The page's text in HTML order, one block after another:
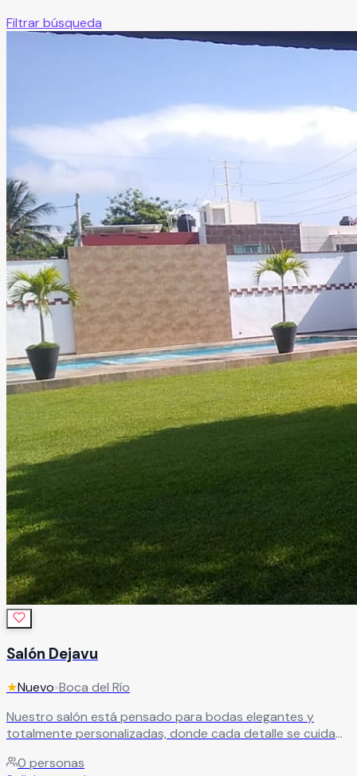
Filtrar búsqueda
Salón Dejavu
★Nuevo•Boca del Río
Nuestro salón está pensado para bodas elegantes y
totalmente personalizadas, donde cada detalle se cuida
una experiencia exclusiva, con estilo y atención
0 personas